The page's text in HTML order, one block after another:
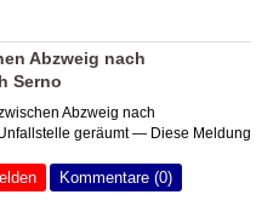
Abzweig nach
Serno
Abzweig nach
geräumt — Diese Meldung
Kommentare (0)